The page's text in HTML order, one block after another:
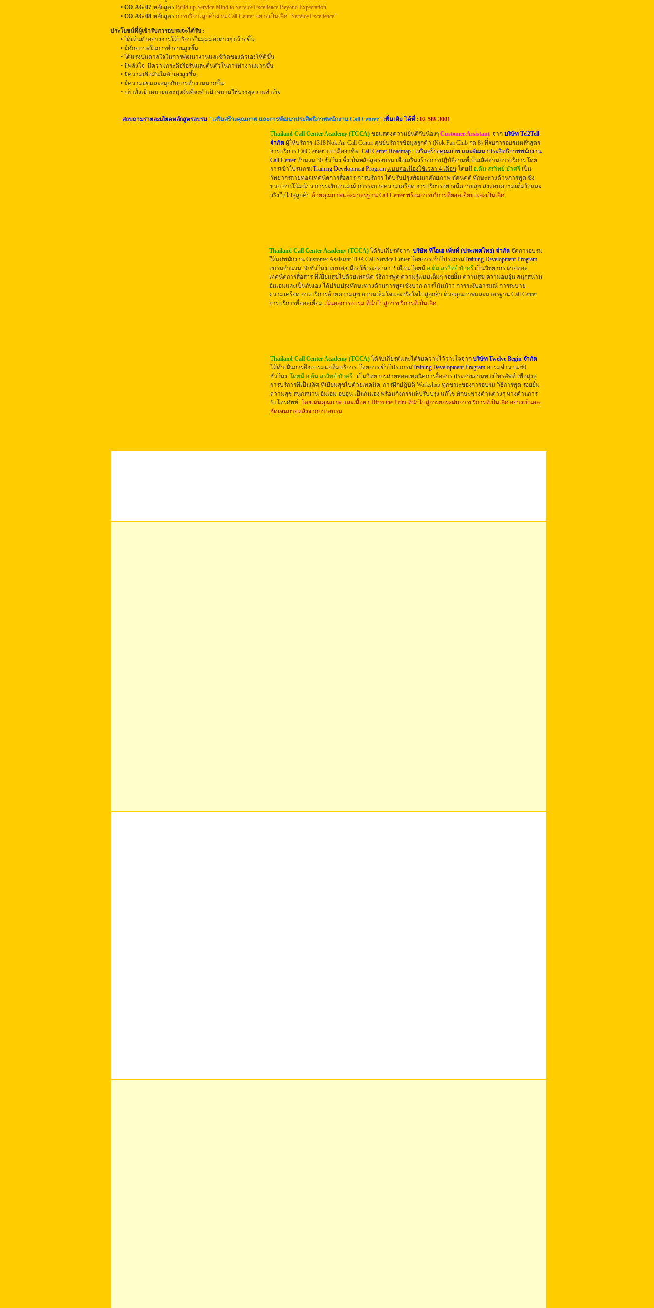
• CO-AG-07-หลักสูตร Build up Service Mind to Service Excellence Beyond Expectation
• CO-AG-08-หลักสูตร การบริการลูกค้าผ่าน Call Center อย่างเป็นเลิศ "Service Excellence"
ประโยชน์ที่ผู้เข้ารับการอบรมจะได้รับ :
• ได้เห็นตัวอย่างการให้บริการในมุมมองต่างๆ กว้างขึ้น
• มีศักยภาพในการทำงานสูงขึ้น
• ได้แรงบันดาลใจในการพัฒนางานและชีวิตของตัวเองให้ดีขึ้น
• มีพลังใจ มีความกระตือรือร้นและตื่นตัวในการทำงานมากขึ้น
• มีความเชื่อมั่นในตัวเองสูงขึ้น
• มีความสุขและสนุกกับการทำงานมากขึ้น
• กล้าตั้งเป้าหมายและมุ่งมั่นที่จะทำเป้าหมายให้บรรลุความสำเร็จ
สอบถามรายละเอียดหลักสูตรอบรม "เสริมสร้างคุณภาพ และการพัฒนาประสิทธิภาพพนักงาน Call Center" เพิ่มเติม ได้ที่ : 02-589-3001
Thailand Call Center Academy (TCCA) ขอแสดงความยินดีกับน้องๆ Customer Assistant จาก บริษัท Tel2Tell
จำกัด ผู้ให้บริการ 1318 Nok Air Call Center ศูนย์บริการข้อมูลลูกค้า (Nok Fan Club กด 8) ที่จบการอบรมหลักสูตร
การบริการ Call Center แบบมืออาชีพ Call Center Roadmap : เสริมสร้างคุณภาพ และพัฒนาประสิทธิภาพพนักงาน
Call Center จำนวน 30 ชั่วโมง ซึ่งเป็นหลักสูตรอบรม เพื่อเสริมสร้างการปฏิบัติงานที่เป็นเลิศด้านการบริการ โดย
การเข้าโปรแกรมTraining Development Program แบบต่อเนื่องใช้เวลา 4 เดือน โดยมี อ.ต้น สรวิทย์ บัวศรี เป็น
วิทยากรถ่ายทอดเทคนิคการสื่อสาร การบริการ ได้ปรับปรุงพัฒนาศักยภาพ ทัศนคติ ทักษะทางด้านการพูดเชิง
บวก การโน้มน้าว การระงับอารมณ์ การระบายความเครียด การบริการอย่างมีความสุข ส่งมอบความเต็มใจและ
จริงใจไปสู่ลูกค้า ด้วยคุณภาพและมาตรฐาน Call Center พร้อมการบริการที่ยอดเยี่ยม และเป็นเลิศ
Thailand Call Center Academy (TCCA) ได้รับเกียรติจาก บริษัท ทีโอเอ เพ้นท์ (ประเทศไทย) จำกัด จัดการอบรม
ให้แก่พนักงาน Customer Assistant TOA Call Service Center โดยการเข้าโปรแกรมTraining Development Program
อบรมจำนวน 30 ชั่วโมง แบบต่อเนื่องใช้เระยะวลา 2 เดือน โดยมี อ.ต้น สรวิทย์ บัวศรี เป็นวิทยากร ถ่ายทอด
เทคนิคการสื่อสาร ที่เปี่ยมสุขไปด้วยเทคนิค วิธีการพูด ความรู้แบบเต็มๆ รอยยิ้ม ความสุข ความอบอุ่น สนุกสนาน
อิ่มเอมและเป็นกันเอง ได้ปรับปรุงทักษะทางด้านการพูดเชิงบวก การโน้มน้าว การระงับอารมณ์ การระบาย
ความเครียด การบริการด้วยความสุข ความเต็มใจและจริงใจไปสู่ลูกค้า ด้วยคุณภาพและมาตรฐาน Call Center
การบริการที่ยอดเยี่ยม เน้นผลการอบรม ที่นำไปสู่การบริการที่เป็นเลิศ
Thailand Call Center Academy (TCCA) ได้รับเกียรติและได้รับความไว้วางใจจาก บริษัท Twelve Begin จำกัด
ให้ดำเนินการฝึกอบรมแก่ทีมบริการ โดยการเข้าโปรแกรมTraining Development Program อบรมจำนวน 60
ชั่วโมง โดยมี อ.ต้น สรวิทย์ บัวศรี
เป็นวิทยากรถ่ายทอดเทคนิคการสื่อสาร ประสานงานทางโทรศัพท์ เพื่อมุ่งสู่
การบริการที่เป็นเลิศ ที่เปี่ยมสุขไปด้วยเทคนิค การฝึกปฏิบัติ Workshop ทุกขณะของการอบรม วิธีการพูด รอยยิ้ม
ความสุข สนุกสนาน อิ่มเอม อบอุ่น เป็นกันเอง พร้อมกิจกรรมที่ปรับปรุง แก้ไข ทักษะทางด้านต่างๆ ทางด้านการ
รับโทรศัพท์ โดยเน้นคุณภาพ และเนื้อหา Hit to the Point ที่นำไปสู่การยกระดับการบริการที่เป็นเลิศ อย่างเห็นผล
ชัดเจนภายหลังจากการอบรม